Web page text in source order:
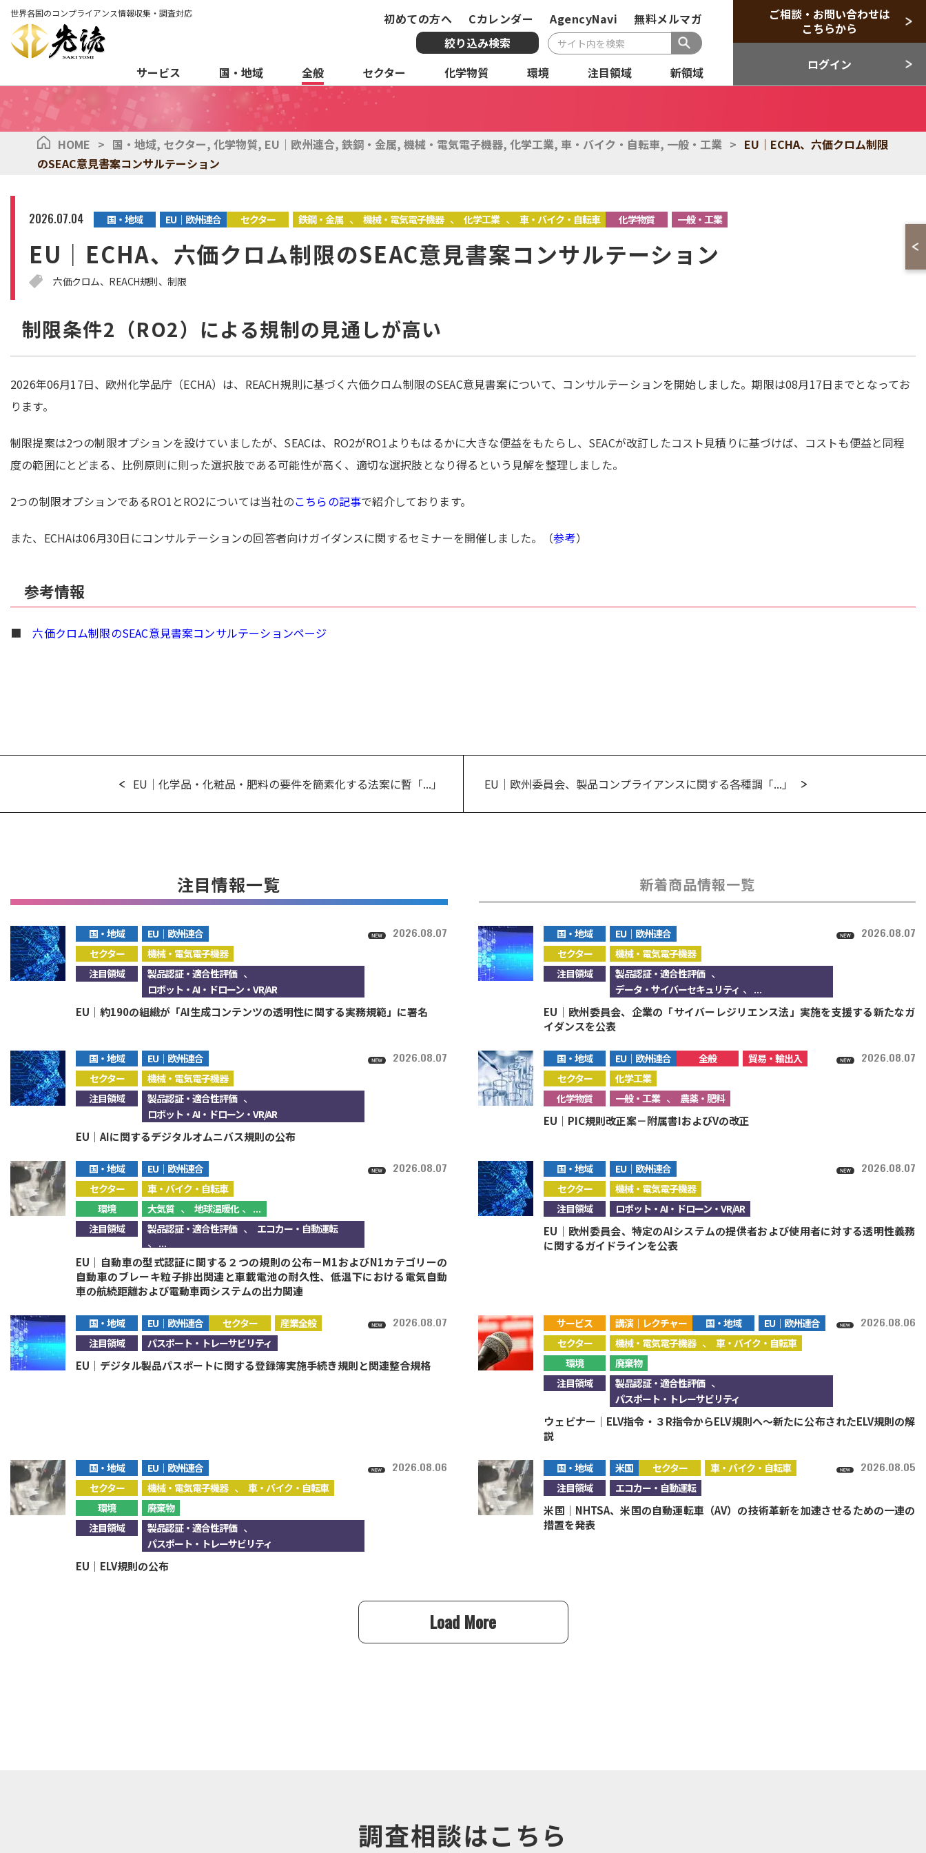
世界各国のコンプライアンス情報収集・調査対応 初めての方へ Cカレンダー AgencyNavi
無料メルマガ
絞り込み検索
サービス
国・地域 全般 セクター 化学物質 環境 注目領域 新領域
ご相談・お問い合わせは
こちらから
ログイン
複合条件検索
サービス 国・地域 全般 セクター
HOME > 国・地域, セクター, 化学物質, EU｜欧州連合, 鉄鋼・金属, 機械・電気電子機器, 化学工業, 車・バイク・自転車, 一般・工業 > EU｜ECHA、六価クロム制限
のSEAC意見書案コンサルテーション
2026.07.04 国・地域 EU｜欧州連合 セクター 鉄鋼・金属 、 機械・電気電子機器 、 化学工業 、 車・バイク・自転車 化学物質 一般・工業
EU｜ECHA、六価クロム制限のSEAC意見書案コンサルテーション
六価クロム REACH規則 制限
制限条件2（RO2）による規制の見通しが高い
2026年06月17日、欧州化学品庁（ECHA）は、REACH規則に基づく六価クロム制限のSEAC意見書案について、コンサルテーションを開始しました。期限は08月17日までとなってお
ります。
制限提案は2つの制限オプションを設けていましたが、SEACは、RO2がRO1よりもはるかに大きな便益をもたらし、SEACが改訂したコスト見積りに基づけば、コストも便益と同程
度の範囲にとどまる、比例原則に則った選択肢である可能性が高く、適切な選択肢となり得るという見解を整理しました。
2つの制限オプションであるRO1とRO2については当社のこちらの記事で紹介しております。
また、ECHAは06月30日にコンサルテーションの回答者向けガイダンスに関するセミナーを開催しました。（参考）
参考情報
■六価クロム制限のSEAC意見書案コンサルテーションページ
EU｜化学品・化粧品・肥料の要件を簡素化する法案に暫「...」 EU｜欧州委員会、製品コンプライアンスに関する各種調「...」
注目情報一覧 新着商品情報一覧
国・地域
EU｜欧州連合
セクター
機械・電気電子機器
注目領域
製品認証・適合性評価 、
ロボット・AI・ドローン・VR/AR
2026.08.07
EU｜約190の組織が「AI生成コンテンツの透明性に関する実務規範」に署名
国・地域
EU｜欧州連合
セクター
機械・電気電子機器
注目領域
製品認証・適合性評価 、
データ・サイバーセキュリティ 、...
2026.08.07
EU｜欧州委員会、企業の「サイバーレジリエンス法」実施を支援する新たなガ
イダンスを公表
国・地域
EU｜欧州連合
セクター
機械・電気電子機器
注目領域
製品認証・適合性評価 、
ロボット・AI・ドローン・VR/AR
2026.08.07
EU｜AIに関するデジタルオムニバス規則の公布
国・地域 EU｜欧州連合 全般
貿易・輸出入
セクター
化学工業
化学物質
一般・工業 、 農薬・肥料
2026.08.07
EU｜PIC規則改正案－附属書IおよびVの改正
国・地域
EU｜欧州連合
セクター
車・バイク・自転車
環境
大気質 、 地球温暖化、...
注目領域 製品認証・適合性評価 、 エコカー・自動運転
、...
2026.08.07
EU｜自動車の型式認証に関する２つの規則の公布－M1およびN1カテゴリーの
自動車のブレーキ粒子排出関連と車載電池の耐久性、低温下における電気自動
車の航続距離および電動車両システムの出力関連
国・地域
EU｜欧州連合
セクター
機械・電気電子機器
注目領域
ロボット・AI・ドローン・VR/AR
2026.08.07
EU｜欧州委員会、特定のAIシステムの提供者および使用者に対する透明性義務
に関するガイドラインを公表
国・地域 EU｜欧州連合 セクター
産業全般
注目領域
パスポート・トレーサビリティ
2026.08.07
EU｜デジタル製品パスポートに関する登録簿実施手続き規則と関連整合規格
サービス 講演｜レクチャー 国・地域
EU｜欧州連合
セクター
機械・電気電子機器 、車・バイク・自転車
環境
廃棄物
注目領域
製品認証・適合性評価 、
パスポート・トレーサビリティ
2026.08.06
ウェビナー｜ELV指令・３R指令からELV規則へ～新たに公布されたELV規則の解
説
国・地域
EU｜欧州連合
セクター
機械・電気電子機器 、 車・バイク・自転車
環境
廃棄物
注目領域
製品認証・適合性評価 、
パスポート・トレーサビリティ
2026.08.06
EU｜ELV規則の公布
国・地域 米国 セクター
車・バイク・自転車
注目領域
エコカー・自動運転
2026.08.05
米国｜NHTSA、米国の自動運転車（AV）の技術革新を加速させるための一連の
措置を発表
Load More
調査相談はこちら